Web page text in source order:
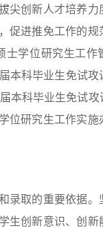
尖创新人才培养力
促进推免工作的规
士学位研究生工作
本科毕业生免试
本科毕业生免试
位研究生工作实施
录取的重要依据。
生创新意识、创新